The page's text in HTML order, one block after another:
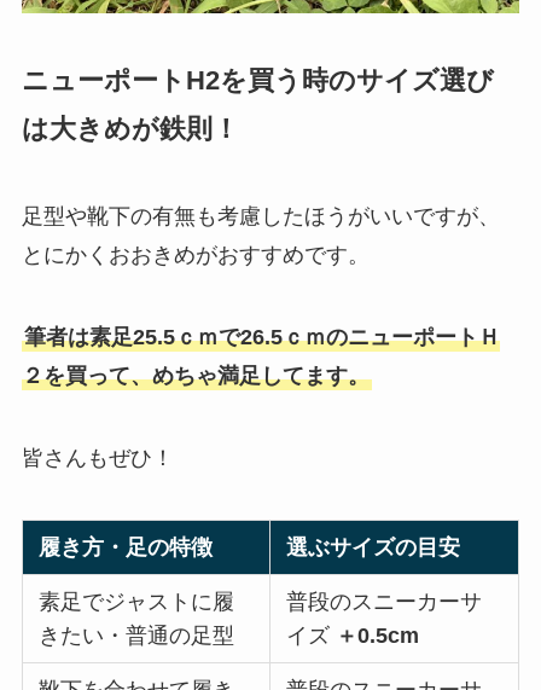
ニューポートH2を買う時のサイズ選び
は大きめが鉄則！
足型や靴下の有無も考慮したほうがいいですが、
とにかくおおきめがおすすめです。
筆者は素足25.5ｃｍで26.5ｃｍのニューポートＨ
２を買って、めちゃ満足してます。
皆さんもぜひ！
履き方・足の特徴 選ぶサイズの目安
素足でジャストに履
きたい・普通の足型
普段のスニーカーサ
イズ ＋0.5cm